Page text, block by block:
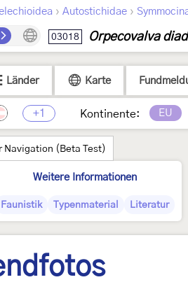
› Autostichidae ›
03018 Orpecovalva
Länder Karte
+1 Kontinente: EU
Navigation (Beta Test)
Weitere Informationen
Faunistik Typenmaterial Literatur